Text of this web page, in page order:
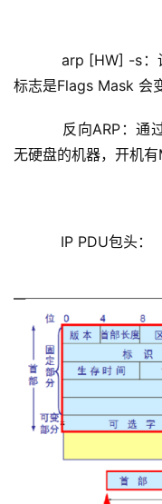
标志是Flags Mask 会
无硬盘的机器，开机有
    IP PDU包头：